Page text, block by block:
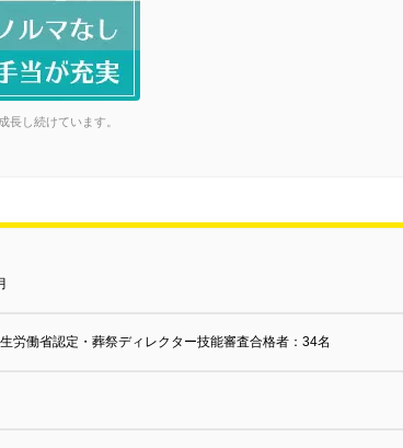
長し続けています。
働省認定・葬祭ディレクター技能審査合格者：34名